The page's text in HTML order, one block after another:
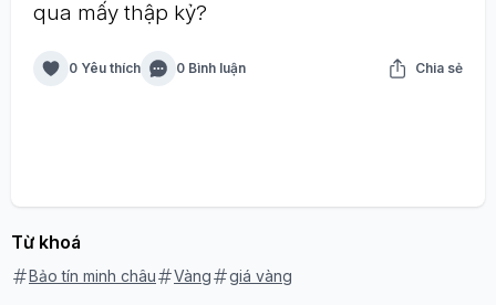
qua mấy thập kỷ?
0 Yêu thích 0 Bình luận Chia sẻ
Từ khoá
Bảo tín minh châu Vàng giá vàng